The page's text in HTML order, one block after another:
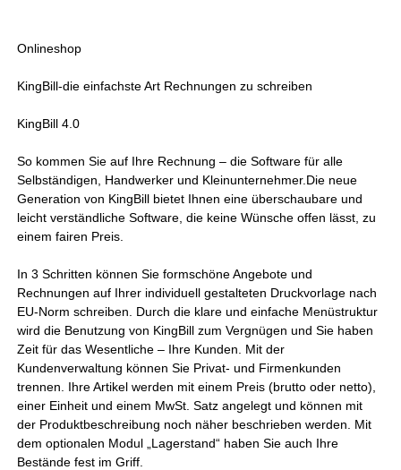
Onlineshop
KingBill-die einfachste Art Rechnungen zu schreiben
KingBill 4.0
So kommen Sie auf Ihre Rechnung – die Software für alle
Selbständigen, Handwerker und Kleinunternehmer.Die neue
Generation von KingBill bietet Ihnen eine überschaubare und
leicht verständliche Software, die keine Wünsche offen lässt, zu
einem fairen Preis.
In 3 Schritten können Sie formschöne Angebote und
Rechnungen auf Ihrer individuell gestalteten Druckvorlage nach
EU-Norm schreiben. Durch die klare und einfache Menüstruktur
wird die Benutzung von KingBill zum Vergnügen und Sie haben
Zeit für das Wesentliche – Ihre Kunden. Mit der
Kundenverwaltung können Sie Privat- und Firmenkunden
trennen. Ihre Artikel werden mit einem Preis (brutto oder netto),
einer Einheit und einem MwSt. Satz angelegt und können mit
der Produktbeschreibung noch näher beschrieben werden. Mit
dem optionalen Modul „Lagerstand“ haben Sie auch Ihre
Bestände fest im Griff.